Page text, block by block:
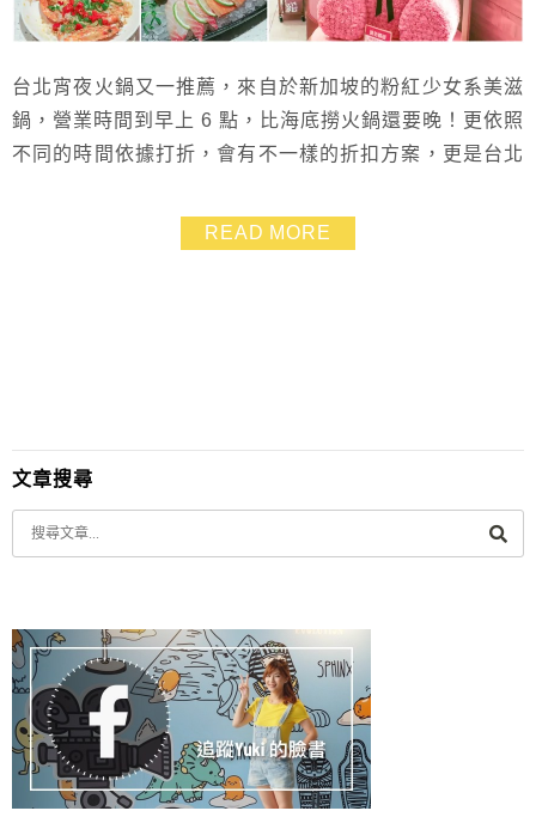
台北宵夜火鍋又一推薦，來自於新加坡的粉紅少女系美滋
鍋，營業時間到早上 6 點，比海底撈火鍋還要晚！更依照
不同的時間依據打折，會有不一樣的折扣方案，更是台北
擁有著服務完善的桌邊服務，店內還有提供小朋友的遊戲
READ MORE
文章搜尋